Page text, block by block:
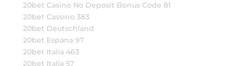
20bet Casino No Deposit Bonus Code 81
20bet Cassino 383
20bet Deutschland
20bet Espana 97
20bet Italia 463
20bet Italia 57